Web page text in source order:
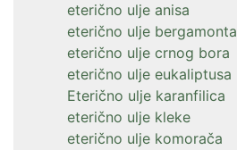
eterično ulje anisa
eterično ulje bergamonta
eterično ulje crnog bora
eterično ulje eukaliptusa
Eterično ulje karanfilica
eterično ulje kleke
eterično ulje komorača